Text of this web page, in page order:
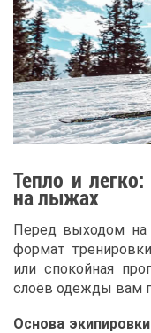
Теп­ло и
на лы­жах
Пе­ред вы­хо­дом
фор­мат
или спо­кой­ная
сло­ёв одеж­ды вам
Ос­но­ва эки­пи­ров­ки